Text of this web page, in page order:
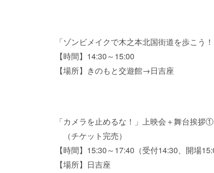
「ゾンビメイクで木之本北国街道を歩こう！
【時間】14:30～15:00
【場所】きのもと交遊館→日吉座
「カメラを止めるな！」上映会＋舞台挨拶①
（チケット完売）
【時間】15:30～17:40（受付14:30、開場
【場所】日吉座